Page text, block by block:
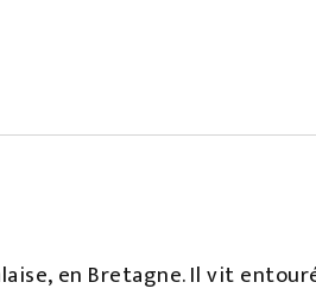
en Bretagne. Il vit